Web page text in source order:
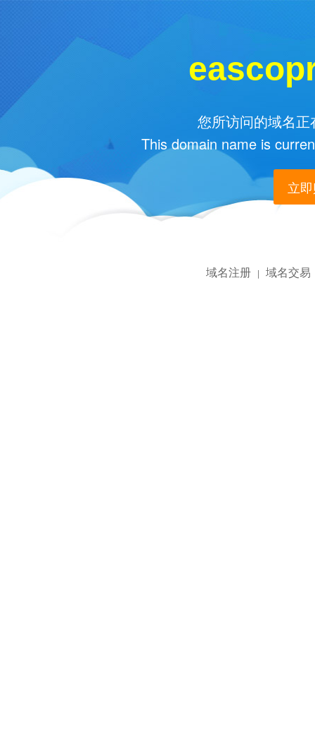
您所访问的域名
This domain name is
立
域名注册 | 域名交易